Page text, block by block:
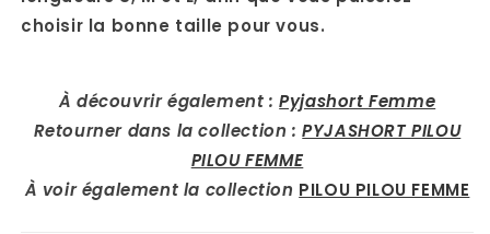
choisir la bonne taille pour vous.
À découvrir également :Pyjashort Femme
Retourner dans la collection :PYJASHORT PILOU
PILOU FEMME
À voir également la collection PILOU PILOU FEMME